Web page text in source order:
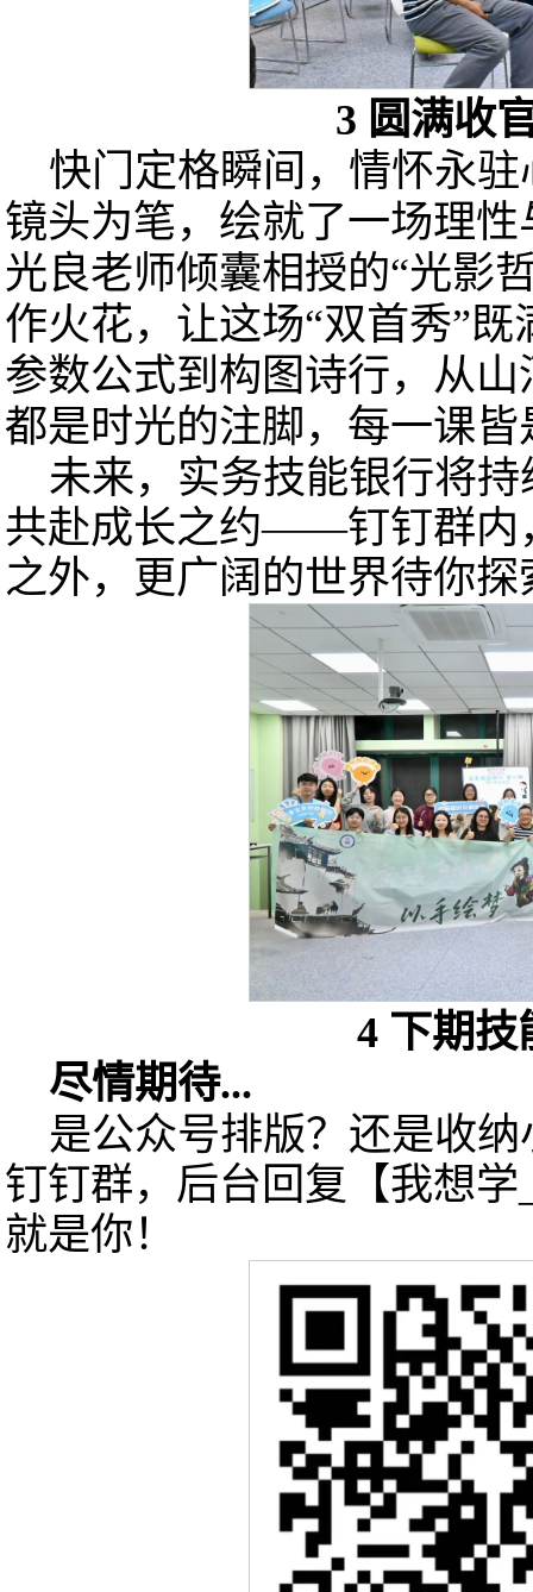
3 圆满收
快门定格瞬间，情怀永
镜头为笔，绘就了一场理
光良老师倾囊相授的“光影
作火花，让这场“双首秀”
参数公式到构图诗行，从
都是时光的注脚，每一课
未来，实务技能银行将
共赴成长之约——钉钉群内
之外，更广阔的世界待你探
4 下期技
尽情期待...
是公众号排版？还是收
钉钉群，后台回复【我想学
就是你！